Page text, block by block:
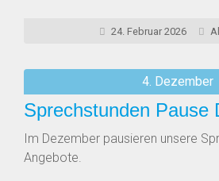
24. Februar 2026
4. Dezember
Sprechstunden Pause
Im Dezember pausieren unsere
Angebote.